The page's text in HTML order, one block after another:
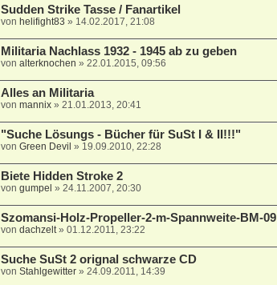
Sudden Strike Tasse / Fanartikel
von helifight83 » 14.02.2017, 21:08
Militaria Nachlass 1932 - 1945 ab zu geben
von alterknochen » 22.01.2015, 09:56
Alles an Militaria
von mannix» 21.01.2013, 20:41
"Suche Lösungs - Bücher für SuSt I & II!!!"
von Green Devil » 19.09.2010, 22:28
Biete Hidden Stroke 2
von gumpel » 24.11.2007, 20:30
Szomansi-Holz-Propeller-2-m-Spannweite-BM-09
von dachzelt» 01.12.2011, 23:22
Suche SuSt 2 orignal schwarze CD
von Stahlgewitter» 24.09.2011, 14:39